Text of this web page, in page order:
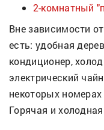
2-комнатный
Вне зависимости
есть: удобная
кондиционер,
электрический
некоторых номерах
Горячая и